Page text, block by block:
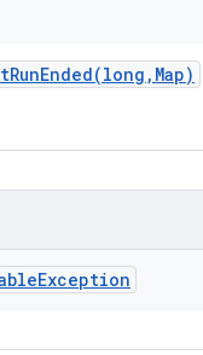
long , Map)
Exception